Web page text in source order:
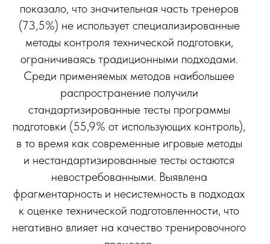
показало, что значительная часть тренеров
(73,5%) не использует специализированные
методы контроля технической подготовки,
ограничиваясь традиционными подходами.
Среди применяемых методов наибольшее
распространение получили
стандартизированные тесты программы
подготовки (55,9% от использующих контроль),
в то время как современные игровые методы
и нестандартизированные тесты остаются
невостребованными. Выявлена
фрагментарность и несистемность в подходах
к оценке технической подготовленности, что
негативно влияет на качество тренировочного